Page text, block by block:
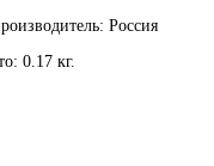
Россия
0.17 кг.